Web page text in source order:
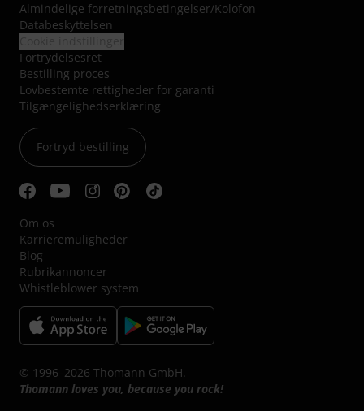
Almindelige forretningsbetingelser/Kolofon
Databeskyttelsen
Fortrydelsesret
Bestilling proces
Lovbestemte rettigheder for garanti
Tilgængelighedserklæring
Fortryd bestilling
Om os
Karrieremuligheder
Blog
Rubrikannoncer
Whistleblower system
© 1996–2026 Thomann GmbH.
Thomann loves you, because you rock!